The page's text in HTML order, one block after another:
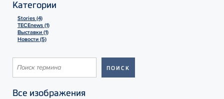
Категории
Stories (4)
TECEnews (1)
Выставки (1)
Новости (5)
Все изображения